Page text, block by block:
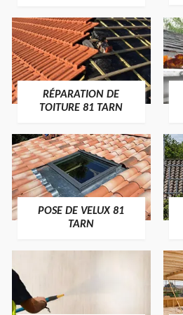
RÉPARATION DE
TOITURE 81 TARN
POSE DE VELUX 81
TARN